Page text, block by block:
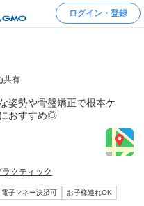
ログイン・登録
共有
姿勢や骨盤矯正で根本ケ
おすすめ◎
クティック
電子マネー決済可 お子様連れOK